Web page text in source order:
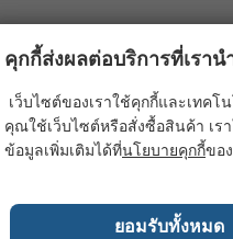
ยอดรวมย่อย (1 ถุง ถุงละ 100 ชิ้น)
THB533.49(ไม่รวมภาษีมูลค่าเพิ่ม)
จำนวน / Quantity
เพิ่ม
คุกกี้ส่งผลต่อบริการที่เรา
เว็บไซต์ของเราใช้คุกกี้และเทค
คุณใช้เว็บไซต์หรือสั่งซื้อสินค้า เ
ข้อมูลเพิ่มเติมได้ที่นโยบายคุกกี้ขอ
ยอมรับทั้งหมด